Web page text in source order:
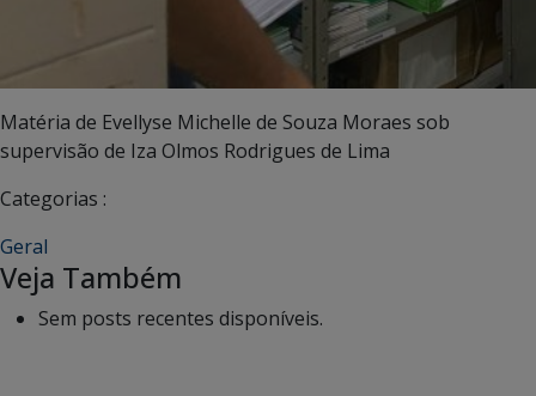
Matéria de Evellyse Michelle de Souza Moraes sob
supervisão de Iza Olmos Rodrigues de Lima
Categorias :
Geral
Veja Também
Sem posts recentes disponíveis.